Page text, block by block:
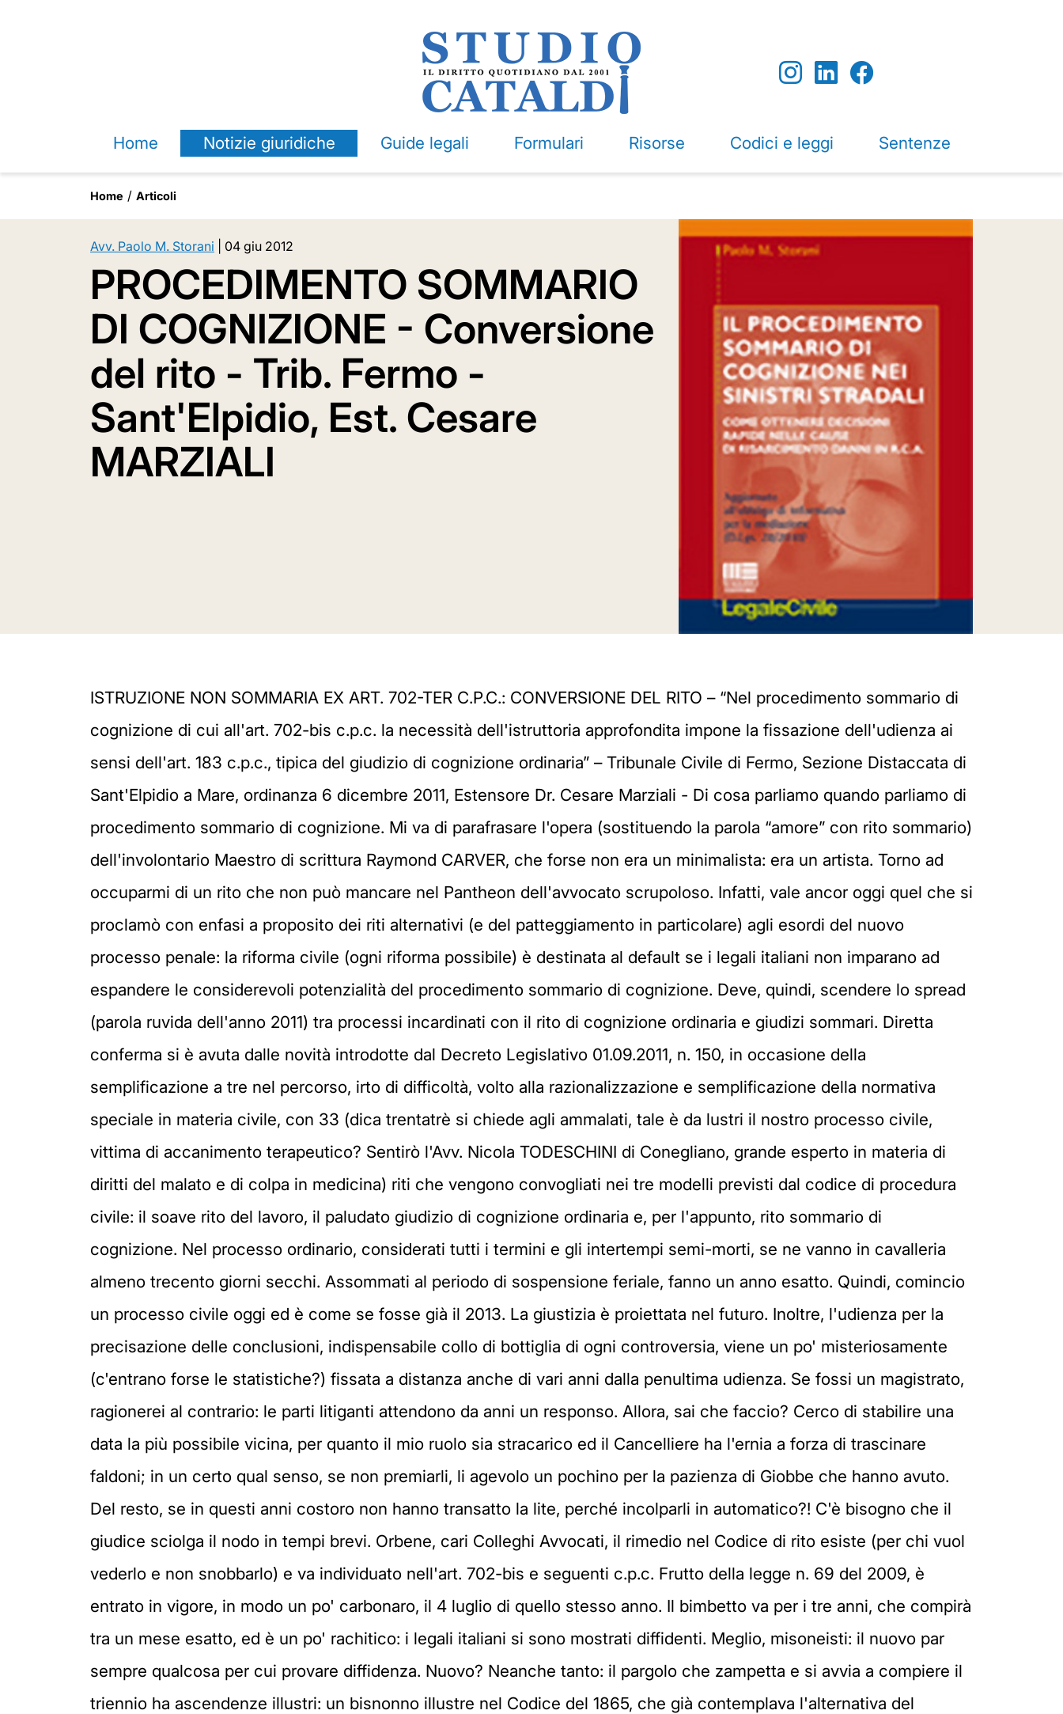
Home Notizie giuridiche Guide legali Formulari Risorse Codici e leggi Sentenze
Home Articoli
Avv. Paolo M. Storani 04 giu 2012
PROCEDIMENTO SOMMARIO
DI COGNIZIONE - Conversione
del rito - Trib. Fermo -
Sant'Elpidio, Est. Cesare
MARZIALI
ISTRUZIONE NON SOMMARIA EX ART. 702-TER C.P.C.: CONVERSIONE DEL RITO – “Nel procedimento sommario di
cognizione di cui all'art. 702-bis c.p.c. la necessità dell'istruttoria approfondita impone la fissazione dell'udienza ai
sensi dell'art. 183 c.p.c., tipica del giudizio di cognizione ordinaria” – Tribunale Civile di Fermo, Sezione Distaccata di
Sant'Elpidio a Mare, ordinanza 6 dicembre 2011, Estensore Dr. Cesare Marziali - Di cosa parliamo quando parliamo di
procedimento sommario di cognizione. Mi va di parafrasare l'opera (sostituendo la parola “amore” con rito sommario)
dell'involontario Maestro di scrittura Raymond CARVER, che forse non era un minimalista: era un artista. Torno ad
occuparmi di un rito che non può mancare nel Pantheon dell'avvocato scrupoloso. Infatti, vale ancor oggi quel che si
proclamò con enfasi a proposito dei riti alternativi (e del patteggiamento in particolare) agli esordi del nuovo
processo penale: la riforma civile (ogni riforma possibile) è destinata al default se i legali italiani non imparano ad
espandere le considerevoli potenzialità del procedimento sommario di cognizione. Deve, quindi, scendere lo spread
(parola ruvida dell'anno 2011) tra processi incardinati con il rito di cognizione ordinaria e giudizi sommari. Diretta
conferma si è avuta dalle novità introdotte dal Decreto Legislativo 01.09.2011, n. 150, in occasione della
semplificazione a tre nel percorso, irto di difficoltà, volto alla razionalizzazione e semplificazione della normativa
speciale in materia civile, con 33 (dica trentatrè si chiede agli ammalati, tale è da lustri il nostro processo civile,
vittima di accanimento terapeutico? Sentirò l'Avv. Nicola TODESCHINI di Conegliano, grande esperto in materia di
diritti del malato e di colpa in medicina) riti che vengono convogliati nei tre modelli previsti dal codice di procedura
civile: il soave rito del lavoro, il paludato giudizio di cognizione ordinaria e, per l'appunto, rito sommario di
cognizione. Nel processo ordinario, considerati tutti i termini e gli intertempi semi-morti, se ne vanno in cavalleria
almeno trecento giorni secchi. Assommati al periodo di sospensione feriale, fanno un anno esatto. Quindi, comincio
un processo civile oggi ed è come se fosse già il 2013. La giustizia è proiettata nel futuro. Inoltre, l'udienza per la
precisazione delle conclusioni, indispensabile collo di bottiglia di ogni controversia, viene un po' misteriosamente
(c'entrano forse le statistiche?) fissata a distanza anche di vari anni dalla penultima udienza. Se fossi un magistrato,
ragionerei al contrario: le parti litiganti attendono da anni un responso. Allora, sai che faccio? Cerco di stabilire una
data la più possibile vicina, per quanto il mio ruolo sia stracarico ed il Cancelliere ha l'ernia a forza di trascinare
faldoni; in un certo qual senso, se non premiarli, li agevolo un pochino per la pazienza di Giobbe che hanno avuto.
Del resto, se in questi anni costoro non hanno transatto la lite, perché incolparli in automatico?! C'è bisogno che il
giudice sciolga il nodo in tempi brevi. Orbene, cari Colleghi Avvocati, il rimedio nel Codice di rito esiste (per chi vuol
vederlo e non snobbarlo) e va individuato nell'art. 702-bis e seguenti c.p.c. Frutto della legge n. 69 del 2009, è
entrato in vigore, in modo un po' carbonaro, il 4 luglio di quello stesso anno. Il bimbetto va per i tre anni, che compirà
tra un mese esatto, ed è un po' rachitico: i legali italiani si sono mostrati diffidenti. Meglio, misoneisti: il nuovo par
sempre qualcosa per cui provare diffidenza. Nuovo? Neanche tanto: il pargolo che zampetta e si avvia a compiere il
triennio ha ascendenze illustri: un bisnonno illustre nel Codice del 1865, che già contemplava l'alternativa del